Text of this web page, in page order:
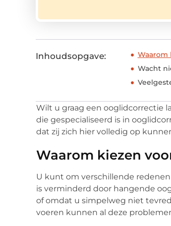
Inhoudsopgave:
Waarom
Wacht
Wilt u graag een ooglidcorrectie
die gespecialiseerd is in
dat zij zich hier volledig op
Waarom kiezen
U kunt om verschillende
is verminderd door hangende
of omdat u simpelweg niet
voeren kunnen al deze